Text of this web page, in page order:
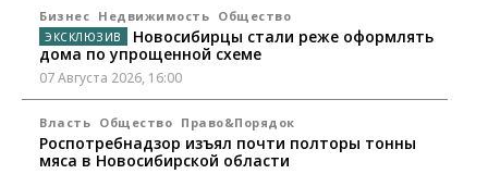
Бизнес Недвижимость Общество
Новосибирцы стали реже оформлять
дома по упрощенной схеме
07 Августа 2026, 16:00
Власть Общество Право&Порядок
Роспотребнадзор изъял почти полторы тонны
мяса в Новосибирской области